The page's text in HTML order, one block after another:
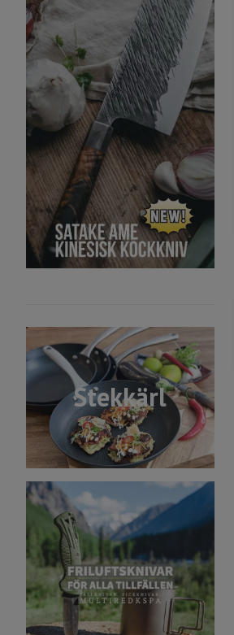
Stekkärl